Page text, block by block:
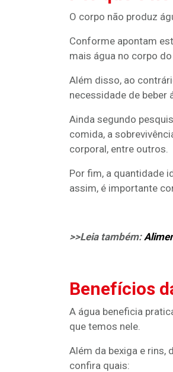
O corpo não produz
Conforme apontam
mais água no corpo
Além disso, ao
necessidade de beber
Ainda segundo
comida, a
corporal, entre outros.
Por fim, a quantidade
assim, é importante
>>Leia também:
Benefícios
A água beneficia
que temos nele.
Além da bexiga e rins,
confira quais: